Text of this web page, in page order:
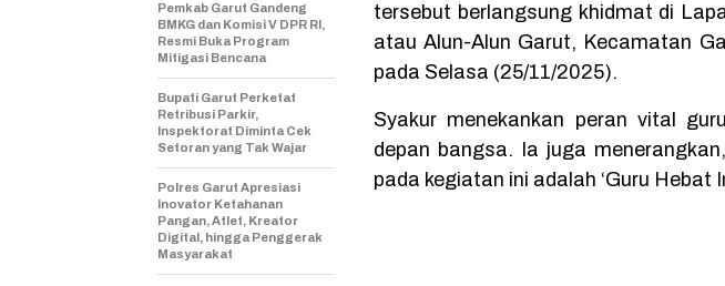
tersebut berlangsung khidmat di
atau Alun-Alun Garut, Kecamatan
pada Selasa (25/11/2025).
Syakur menekankan peran vital
depan bangsa. Ia juga
pada kegiatan ini adalah ‘Guru Hebat
Pemkab Garut Gandeng
BMKG dan Komisi V DPR RI,
Resmi Buka Program
Mitigasi Bencana
Bupati Garut Perketat
Retribusi Parkir,
Inspektorat Diminta Cek
Setoran yang Tak Wajar
Polres Garut Apresiasi
Inovator Ketahanan
Pangan, Atlet, Kreator
Digital, hingga Penggerak
Masyarakat